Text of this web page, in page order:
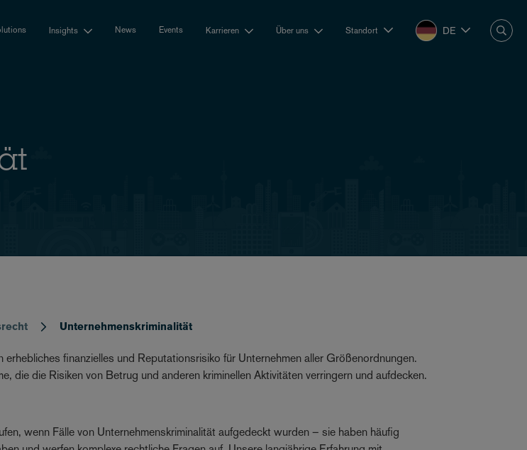
Insights News Events Karrieren Über uns Standort DE
Unternehmenskriminalität
erhebliches finanzielles und Reputationsrisiko für Unternehmen aller Größenordnungen.
die die Risiken von Betrug und anderen kriminellen Aktivitäten verringern und aufdecken.
wenn Fälle von Unternehmenskriminalität aufgedeckt wurden – sie haben häufig